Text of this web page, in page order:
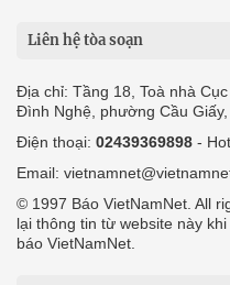
Liên hệ tòa soạn
Địa chỉ: Tầng 18, Toà nhà
Đình Nghệ, phường Cầu Giấy,
Điện thoại: 02439369898 -
Email:
© 1997 Báo VietNamNet. All
lại thông tin từ website này
báo VietNamNet.